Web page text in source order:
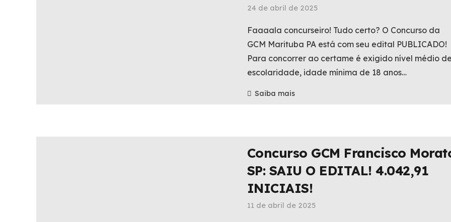
24 de abril de 2025
Faaaala concurseiro! Tudo certo? O Concurso da
GCM Marituba PA está com seu edital PUBLICADO!
Para concorrer ao certame é exigido nível médio
escolaridade, idade mínima de 18 anos…
Saiba mais
Concurso GCM Francisco
SP: SAIU O EDITAL! 4.042,91
INICIAIS!
11 de abril de 2025